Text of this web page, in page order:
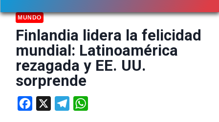
MUNDO
Finlandia lidera la felicidad
mundial: Latinoamérica
rezagada y EE. UU.
sorprende
Facebook Telegram